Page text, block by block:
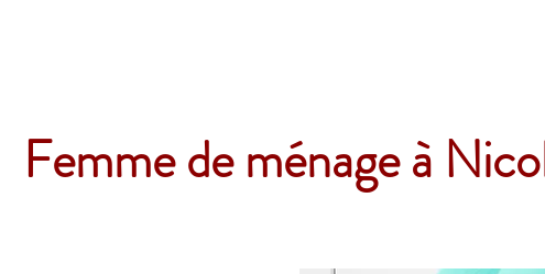
Femme de ménage à